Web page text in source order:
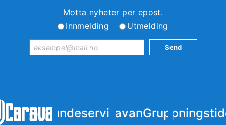
Motta nyheter per epost.
Innmelding
Utmelding
KundeserviceiCaravanGruppen